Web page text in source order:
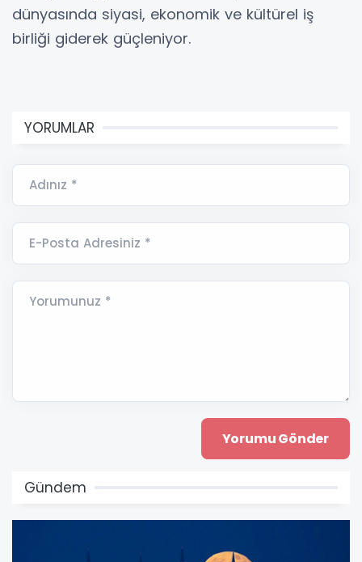
dünyasında siyasi, ekonomik ve kültürel iş
birliği giderek güçleniyor.
YORUMLAR
Adınız *
E-Posta Adresiniz *
Yorumunuz *
Gündem